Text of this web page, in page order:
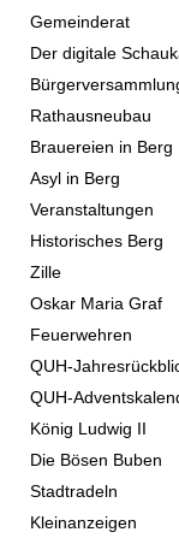
Gemeinderat
Der digitale
Rathausneubau
Brauereien in Berg
Asyl in Berg
Veranstaltungen
Historisches Berg
Zille
Oskar Maria Graf
Feuerwehren
QUH-
QUH-
König Ludwig II
Die Bösen Buben
Stadtradeln
Kleinanzeigen